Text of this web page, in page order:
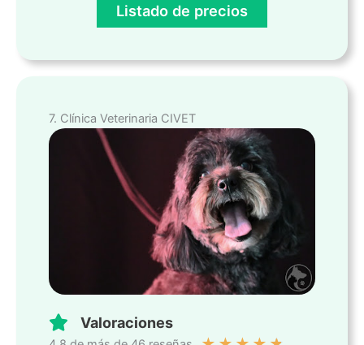
Listado de precios
7. Clínica Veterinaria CIVET
Valoraciones